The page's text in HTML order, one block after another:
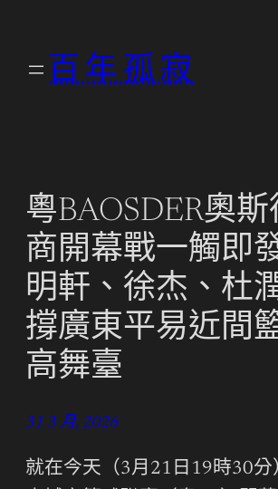
百年孤寂
粵BAOSDER奧
商開幕戰一觸即
明軒、徐杰、杜
撐廣東平易近間
高舞臺
31 3 月, 2026
就在今天（3月21日19時30分